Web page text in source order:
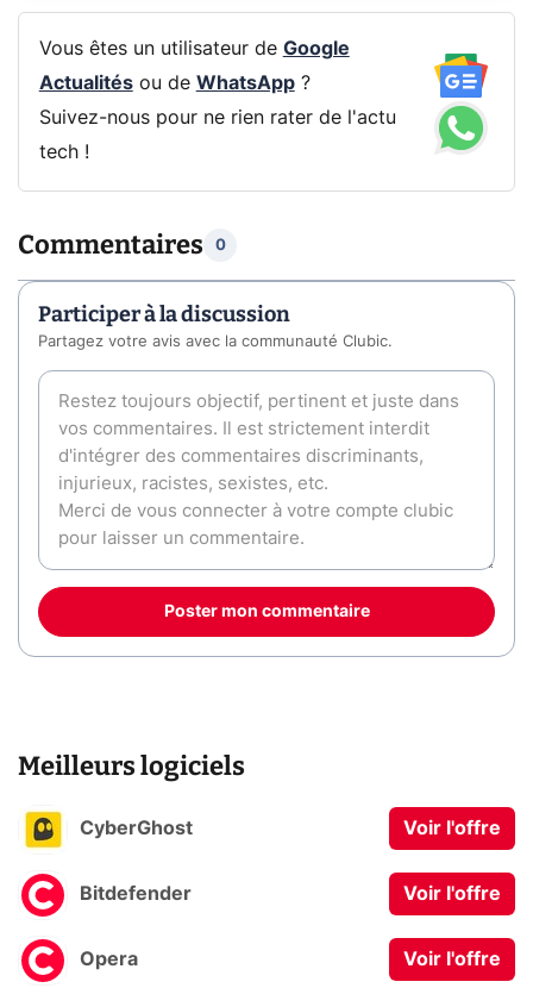
Vous êtes un utilisateur de Google
Actualitésou de WhatsApp?
Suivez-nous pour ne rien rater de l'actu
tech !
Commentaires 0
Participer à la discussion
Partagez votre avis avec la communauté Clubic.
Poster mon commentaire
Meilleurs logiciels
CyberGhost Voir l'offre
Bitdefender Voir l'offre
Opera Voir l'offre